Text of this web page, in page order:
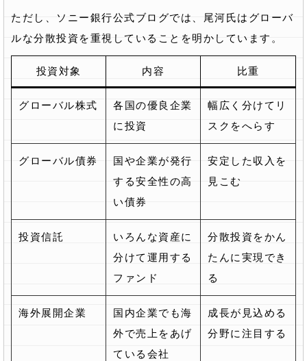
ただし、ソニー銀行公式ブログでは、尾河氏はグローバ
ルな分散投資を重視していることを明かしています。
投資対象 内容 比重
グローバル株式
各国の優良企業
に投資
幅広く分けてリ
スクをへらす
グローバル債券
国や企業が発行
する安全性の高
い債券
安定した収入を
見こむ
投資信託
いろんな資産に
分けて運用する
ファンド
分散投資をかん
たんに実現でき
る
海外展開企業
国内企業でも海
外で売上をあげ
ている会社
成長が見込める
分野に注目する